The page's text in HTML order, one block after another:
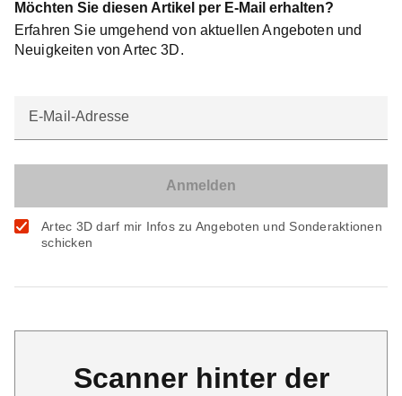
Möchten Sie diesen Artikel per E-Mail erhalten?
Erfahren Sie umgehend von aktuellen Angeboten und
Neuigkeiten von Artec 3D.
E-Mail-Adresse
Artec 3D darf mir Infos zu Angeboten und Sonderaktionen
schicken
Scanner hinter der